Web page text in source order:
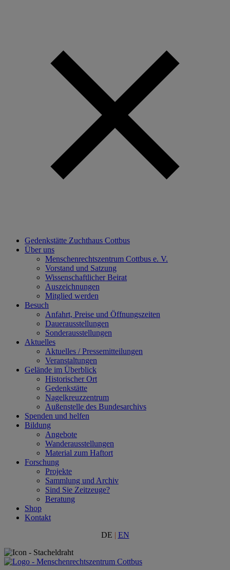
Gedenkstätte Zuchthaus Cottbus
Über uns
Menschenrechtszentrum Cottbus e. V.
Vorstand und Satzung
Wissenschaftlicher Beirat
Auszeichnungen
Mitglied werden
Besuch
Anfahrt, Preise und Öffnungszeiten
Dauerausstellungen
Sonderausstellungen
Aktuelles
Aktuelles / Pressemitteilungen
Veranstaltungen
Gelände im Überblick
Historischer Ort
Gedenkstätte
Nagelkreuzzentrum
Außenstelle des Bundesarchivs
Spenden und helfen
Bildung
Angebote
Wanderausstellungen
Material zum Haftort
Forschung
Projekte
Sammlung und Archiv
Sind Sie Zeitzeuge?
Beratung
Shop
Kontakt
DE | EN